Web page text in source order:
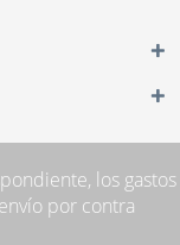
los gastos
por contra